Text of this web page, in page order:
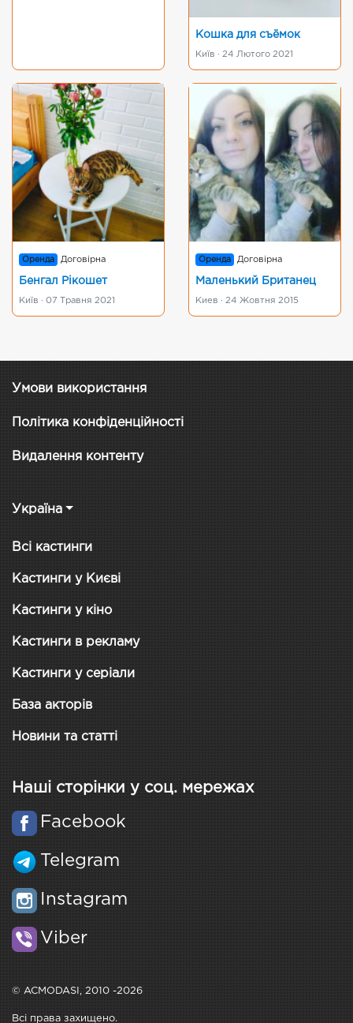
Кошка для съёмок
Київ · 24 Лютого 2021
Оренда Договірна
Бенгал Рікошет
Київ · 07 Травня 2021
Оренда Договірна
Маленький Британец
Киев · 24 Жовтня 2015
Умови використання
Політика конфіденційності
Видалення контенту
Україна
Всі кастинги
Кастинги у Києві
Кастинги у кіно
Кастинги в рекламу
Кастинги у серіали
База акторів
Новини та статті
Наші сторінки у соц. мережах
Facebook
Telegram
Instagram
Viber
© ACMODASI, 2010 -2026
Всі права захищено.